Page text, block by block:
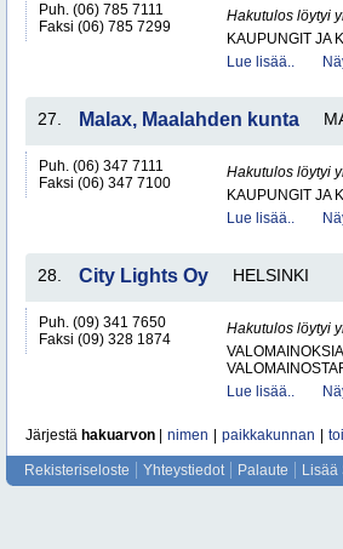
Puh. (06) 785 7111
Faksi (06) 785 7299
Hakutulos löytyi
KAUPUNGIT JA
Lue lisää..
27. Malax, Maalahden kunta
Puh. (06) 347 7111
Faksi (06) 347 7100
Hakutulos löytyi
KAUPUNGIT JA
Lue lisää..
28. City Lights Oy HELSINKI
Puh. (09) 341 7650
Faksi (09) 328 1874
Hakutulos löytyi
Lue lisää..
Järjestä hakuarvon nimen paikkakunnan
Rekisteriseloste Yhteystiedot Palaute Lisää